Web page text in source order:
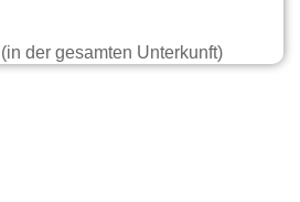
der gesamten Unterkunft)